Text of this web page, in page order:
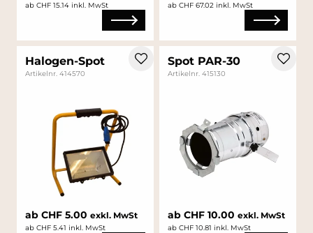
ab CHF 15.14 inkl. MwSt ab CHF 67.02 inkl. MwSt
Halogen-Spot
Artikelnr. 414570
ab CHF 5.00 exkl. MwSt
ab CHF 5.41 inkl. MwSt
Spot PAR-30
Artikelnr. 415130
ab CHF 10.00 exkl. MwSt
ab CHF 10.81 inkl. MwSt